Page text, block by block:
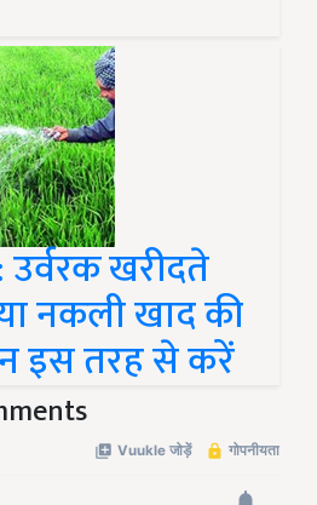
खरीदते
नकली खाद की
इस तरह से करें